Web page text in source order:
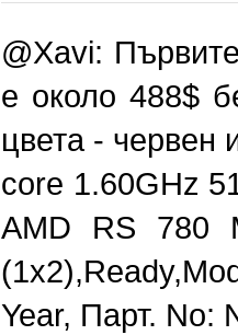
@Xavi:
е около 488$
цвета - червен
core 1.60GHz
AMD RS 780
Year, Парт. No: